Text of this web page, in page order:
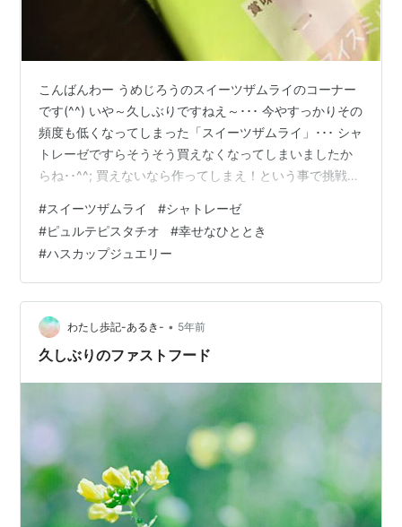
こんばんわー うめじろうのスイーツザムライのコーナー
です(^^) いや～久しぶりですねえ～･･･ 今やすっかりその
頻度も低くなってしまった「スイーツザムライ」･･･ シャ
トレーゼですらそうそう買えなくなってしまいましたか
らね･･^^; 買えないなら作ってしまえ！という事で挑戦し
八方ふさがりとはこういう事を言うのでしょうか･･･笑 さ
て！久々のスイーツザムライは「シャトレーゼ」です！
先日（というか先月･･･翻って言えば去年^^;･･）真野橙子
(id:tokotoko_blog)さんがご紹介されていた【ピュルテ ピ
スタチオ&スイートチョコ…
#スイーツザムライ #シャトレーゼ
#ピュルテピスタチオ #幸せなひととき
#ハスカップジュエリー
わたし歩記-あるき- • 5年前
久しぶりのファストフード